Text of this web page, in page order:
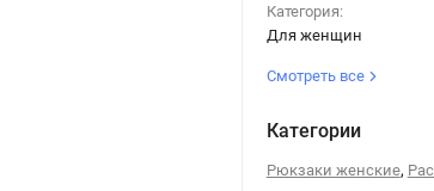
Категория:
Для женщин
Смотреть все
Категории
Рюкзаки женские,